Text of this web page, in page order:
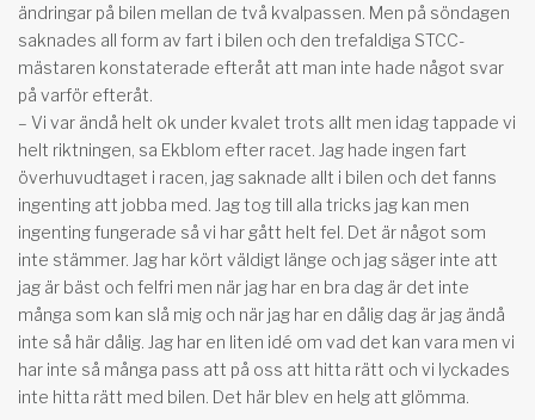
ändringar på bilen mellan de två kvalpassen. Men på söndagen
saknades all form av fart i bilen och den trefaldiga STCC-
mästaren konstaterade efteråt att man inte hade något svar
på varför efteråt.
– Vi var ändå helt ok under kvalet trots allt men idag tappade vi
helt riktningen, sa Ekblom efter racet. Jag hade ingen fart
överhuvudtaget i racen, jag saknade allt i bilen och det fanns
ingenting att jobba med. Jag tog till alla tricks jag kan men
ingenting fungerade så vi har gått helt fel. Det är något som
inte stämmer. Jag har kört väldigt länge och jag säger inte att
jag är bäst och felfri men när jag har en bra dag är det inte
många som kan slå mig och när jag har en dålig dag är jag ändå
inte så här dålig. Jag har en liten idé om vad det kan vara men vi
har inte så många pass att på oss att hitta rätt och vi lyckades
inte hitta rätt med bilen. Det här blev en helg att glömma.